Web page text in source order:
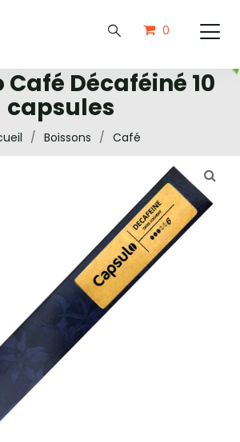
0
Décaféiné 10
capsules
/ Boissons / Café